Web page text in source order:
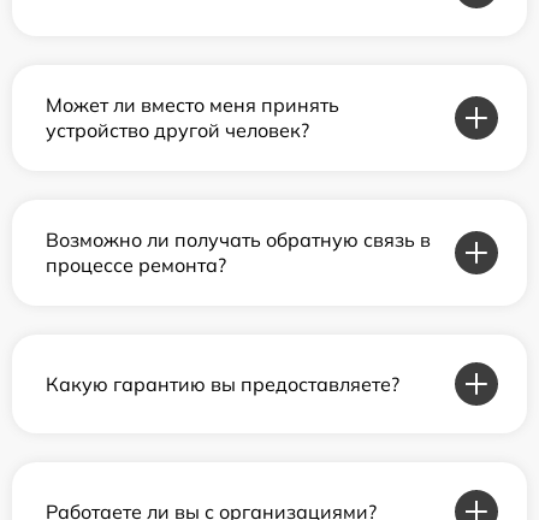
Может ли вместо меня принять
устройство другой человек?
Возможно ли получать обратную связь в
процессе ремонта?
Какую гарантию вы предоставляете?
Работаете ли вы с организациями?